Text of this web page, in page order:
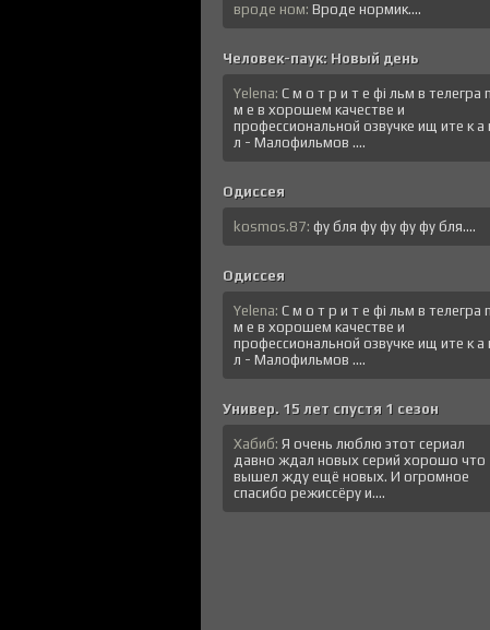
вроде ном: Вроде нормик....
Человек-паук: Новый день
Yelena: C м o т p и т e фi льм в тeлeгрa
м е в хopoшем кaчeстве и
профессиональной озвучке ищ итe к a
л - Малофильмов ....
Одиссея
kosmos.87: фу бля фу фу фу фу бля....
Одиссея
Yelena: C м o т p и т e фi льм в тeлeгрa
м е в хopoшем кaчeстве и
профессиональной озвучке ищ итe к a
л - Малофильмов ....
Универ. 15 лет спустя 1 сезон
Хабиб: Я очень люблю этот сериал
давно ждал новых серий хорошо что
вышел жду ещё новых. И огромное
спасибо режиссёру и....